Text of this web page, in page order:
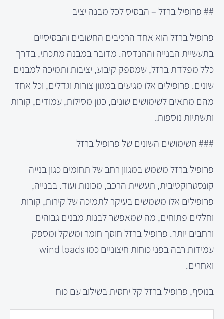
## פרופיל ברזל – הבסיס לכל מבנה יציב
פרופיל ברזל הוא אחד הרכיבים החשובים והבסיסיים
בתעשיית הבנייה וההנדסה. מדובר במבנה מתכתי, בדרך
כלל מפלדת ברזל, שמספק קיבוע, יציבות ותמיכה למבנים
שונים. פרופילים אלו מגיעים במגוון צורות וגדלים, וכל אחד
מהם מתאים לשימושים שונים, כגון מסילות, עמודים, קורות
ותשתיות נוספות.
### השימושים השונים של פרופיל ברזל
פרופיל ברזל משמש במגוון רחב של תחומים כגון בנייה
קונסטרוקטיבית, תעשיית הרכב, מכונות ועוד. בבנייה,
פרופילים אלו משמשים בעיקר לתמיכה של קירות, קורות
וחללים פתוחים, מה שמאפשר לבנות מבנים גבוהים
ורחבים יותר. פרופיל ברזל חוסך חומר ומשקל ומספק
עמידות רבה בפני כוחות חיצוניים כמו wind loads
ואחרים.
בנוסף, פרופיל ברזל קל יחסית בשילוב עם כוח